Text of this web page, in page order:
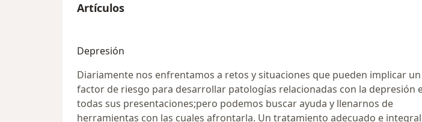
Artículos
Depresión
Diariamente nos enfrentamos a retos y situaciones que pueden implicar un
factor de riesgo para desarrollar patologías relacionadas con la depresión
todas sus presentaciones;pero podemos buscar ayuda y llenarnos de
herramientas con las cuales afrontarla. Un tratamiento adecuado e